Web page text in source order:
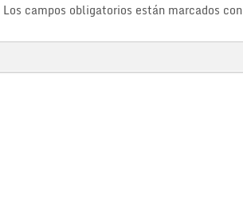
Los campos obligatorios están marcados con